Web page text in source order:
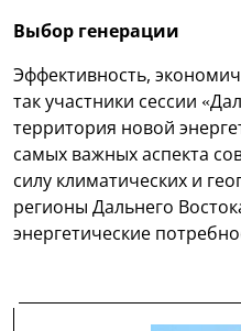
Выбор генерации
Эффективность,
так участники сессии
территория новой
самых важных аспекта
силу климатических и
регионы Дальнего
энергетические